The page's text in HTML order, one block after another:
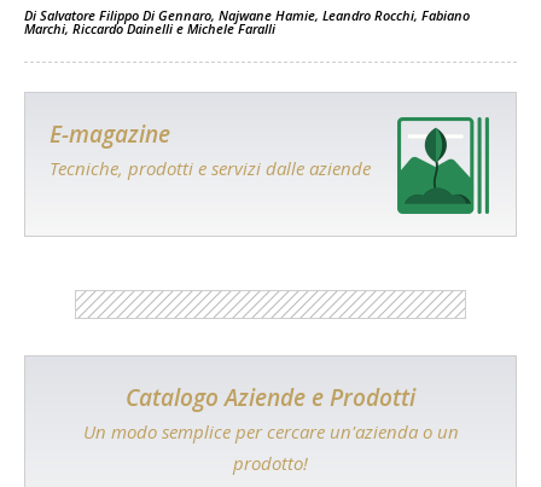
Di Salvatore Filippo Di Gennaro, Najwane Hamie, Leandro Rocchi, Fabiano
Marchi, Riccardo Dainelli e Michele Faralli
E-magazine
Tecniche, prodotti e servizi dalle aziende
Catalogo Aziende e Prodotti
Un modo semplice per cercare un'azienda o un
prodotto!